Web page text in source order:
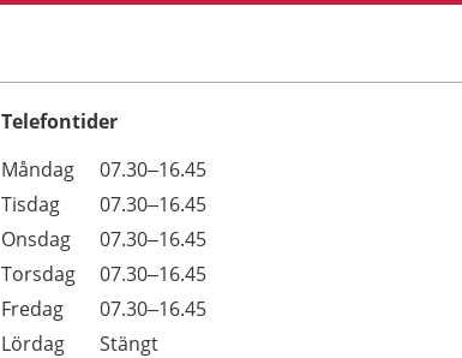
Telefontider
Dag
Öppettider
Kommentarer
Måndag
07.30–16.45
Tisdag
07.30–16.45
Onsdag
07.30–16.45
Torsdag
07.30–16.45
Fredag
07.30–16.45
Lördag
Stängt